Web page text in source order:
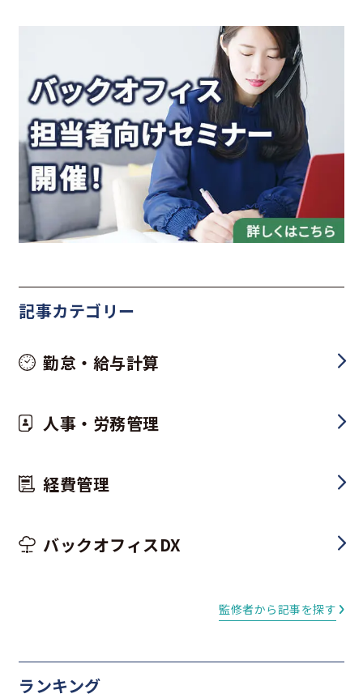
記事カテゴリー
勤怠・給与計算
人事・労務管理
経費管理
バックオフィスDX
監修者から記事を探す
ランキング